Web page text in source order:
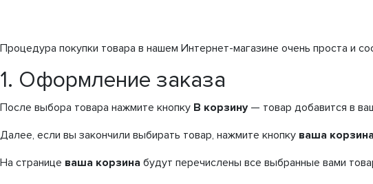
Процедура покупки товара в нашем Интернет-магазине очень проста и
1. Оформление заказа
После выбора товара нажмите кнопку В корзину— товар добавится в
Далее, если вы закончили выбирать товар, нажмите кнопку ваша
На странице ваша корзина будут перечислены все выбранные вами